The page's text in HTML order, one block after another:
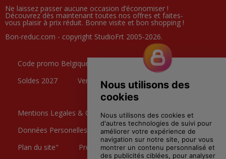
Ne laissez passer aucune occasion d’économiser !
Découvrez dès maintenant toutes nos offres et faites-
vous plaisir à prix réduit. Bonne visite et bon shopping !
Bon-reduc.com - copyright StudioFrt 2005-2026.
Code promo Belgique
Black Friday
Soldes 2027
Ventes Privées
Mentions Legales & CGU
Données Personelles
Contactez nous
Plan du site"
Preference Cookies